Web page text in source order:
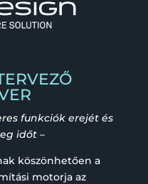
funkciók erejét és
időt –
köszönhetően a
motorja az